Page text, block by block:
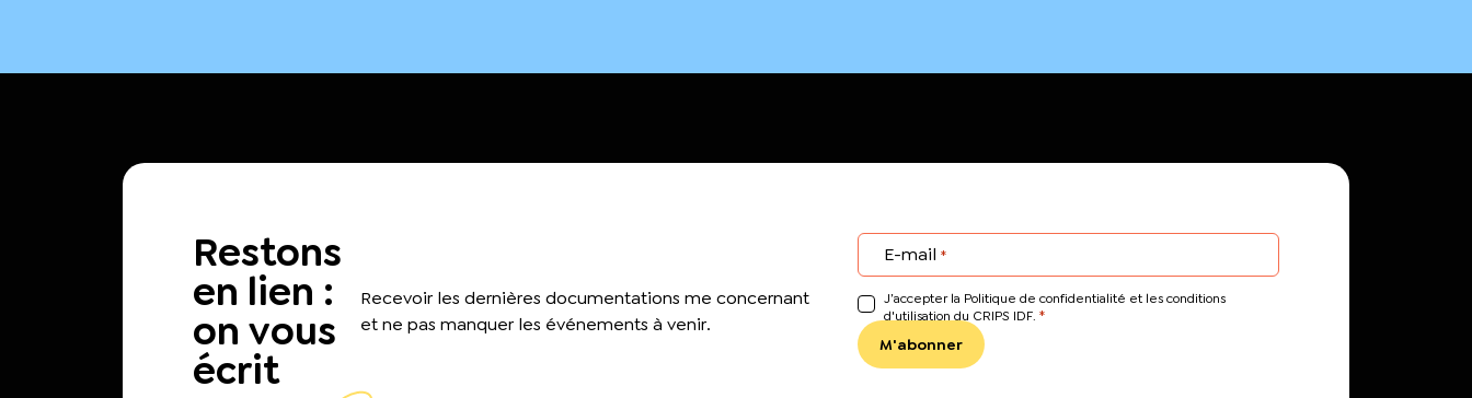
Restons
en lien :
on vous
écrit
Recevoir les dernières documentations me concernant
et ne pas manquer les événements à venir.
E-mail *
J’accepter la Politique de confidentialité et les conditions
d'utilisation du CRIPS IDF. *